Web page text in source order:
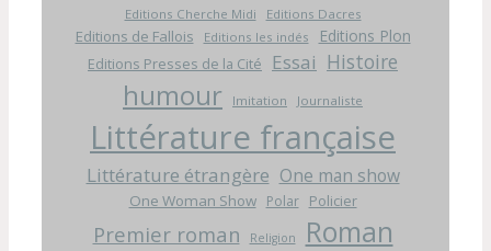
Editions Cherche Midi
Editions Dacres
Editions de Fallois Editions les indés Editions Plon
Editions Presses de la Cité Essai Histoire
humour Imitation Journaliste
Littérature française
Littérature étrangère One man show
One Woman Show Polar Policier
Premier roman Religion Roman